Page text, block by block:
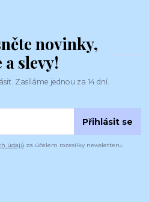
novinky,
a slevy!
Zasíláme jednou za 14 dní.
Přihlásit se
údajů za účelem rozesílky newsletteru.